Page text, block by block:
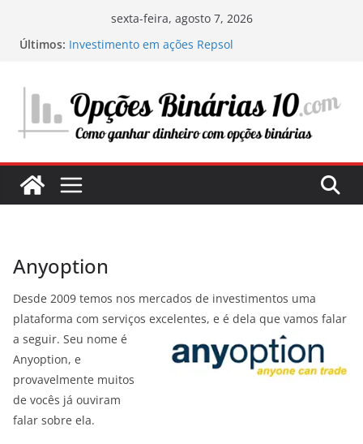
sexta-feira, agosto 7, 2026
Últimos: Investimento em ações Repsol
Minha experiência investindo em centros de
dados: a infraestrutura digital do futuro
Onde e o que investir em 2025: O meu guia
pessoal para maximizar os seus lucros
seu potencial de investimento
Anyoption
Desde 2009 temos nos mercados de investimentos uma
plataforma com serviços excelentes, e é dela que vamos falar
a seguir. Seu nome é
Anyoption, e
provavelmente muitos
de vocês já ouviram
falar sobre ela.